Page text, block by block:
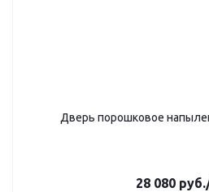
Дверь порошковое
28 080руб.